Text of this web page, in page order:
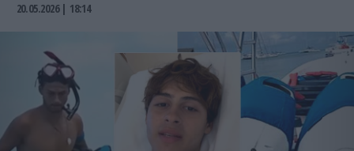
20.05.2026 | 18:14